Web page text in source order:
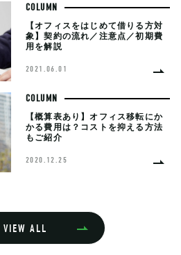
COLUMN
【オフィスをはじめて借りる方対
象】契約の流れ／注意点／初期費
用を解説
2021.06.01
COLUMN
【概算表あり】オフィス移転にか
かる費用は？コストを抑える方法
もご紹介
2020.12.25
VIEW ALL